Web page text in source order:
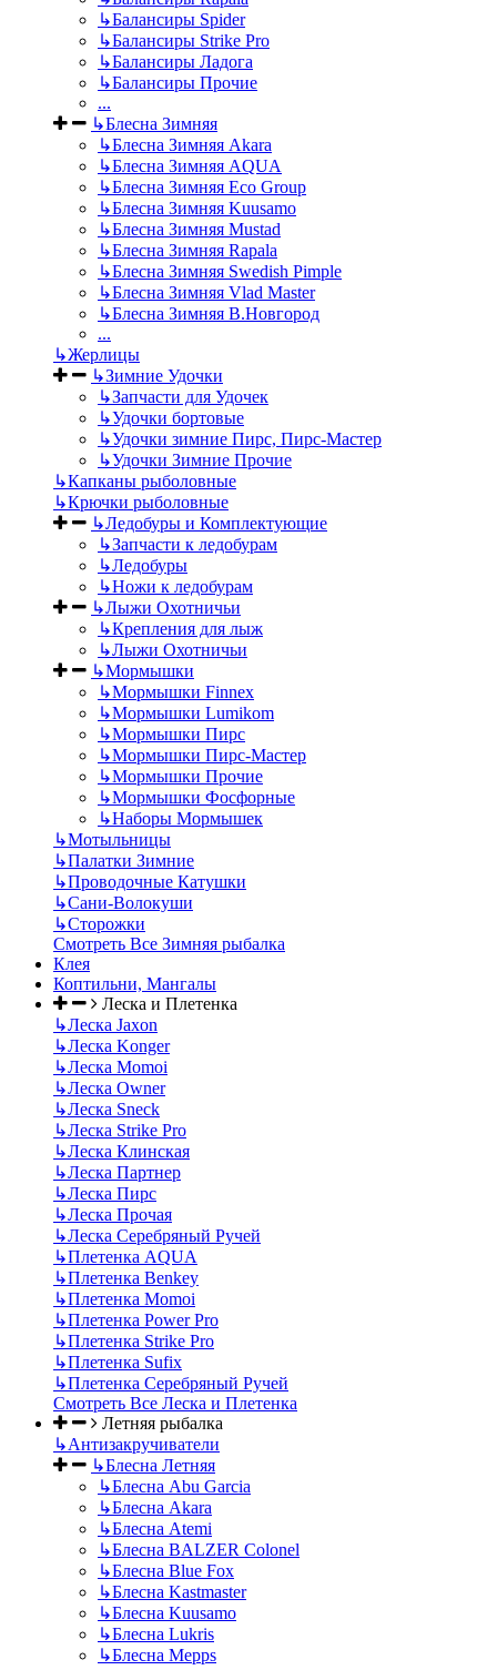
↳Балансиры Spider
↳Балансиры Strike Pro
↳Балансиры Ладога
↳Балансиры Прочие
...
↳Блесна Зимняя
↳Блесна Зимняя Akara
↳Блесна Зимняя AQUA
↳Блесна Зимняя Eco Group
↳Блесна Зимняя Kuusamo
↳Блесна Зимняя Mustad
↳Блесна Зимняя Rapala
↳Блесна Зимняя Swedish Pimple
↳Блесна Зимняя Vlad Master
↳Блесна Зимняя В.Новгород
...
↳Жерлицы
↳Зимние Удочки
↳Запчасти для Удочек
↳Удочки бортовые
↳Удочки зимние Пирс, Пирс-Мастер
↳Удочки Зимние Прочие
↳Капканы рыболовные
↳Крючки рыболовные
↳Ледобуры и Комплектующие
↳Запчасти к ледобурам
↳Ледобуры
↳Ножи к ледобурам
↳Лыжи Охотничьи
↳Крепления для лыж
↳Лыжи Охотничьи
↳Мормышки
↳Мормышки Finnex
↳Мормышки Lumikom
↳Мормышки Пирс
↳Мормышки Пирс-Мастер
↳Мормышки Прочие
↳Мормышки Фосфорные
↳Наборы Мормышек
↳Мотыльницы
↳Палатки Зимние
↳Проводочные Катушки
↳Сани-Волокуши
↳Сторожки
Смотреть Все Зимняя рыбалка
Клея
Коптильни, Мангалы
Леска и Плетенка
↳Леска Jaxon
↳Леска Konger
↳Леска Momoi
↳Леска Owner
↳Леска Sneck
↳Леска Strike Pro
↳Леска Клинская
↳Леска Партнер
↳Леска Пирс
↳Леска Прочая
↳Леска Серебряный Ручей
↳Плетенка AQUA
↳Плетенка Benkey
↳Плетенка Momoi
↳Плетенка Power Pro
↳Плетенка Strike Pro
↳Плетенка Sufix
↳Плетенка Серебряный Ручей
Смотреть Все Леска и Плетенка
Летняя рыбалка
↳Антизакручиватели
↳Блесна Летняя
↳Блесна Abu Garcia
↳Блесна Akara
↳Блесна Atemi
↳Блесна BALZER Colonel
↳Блесна Blue Fox
↳Блесна Kastmaster
↳Блесна Kuusamo
↳Блесна Lukris
↳Блесна Mepps